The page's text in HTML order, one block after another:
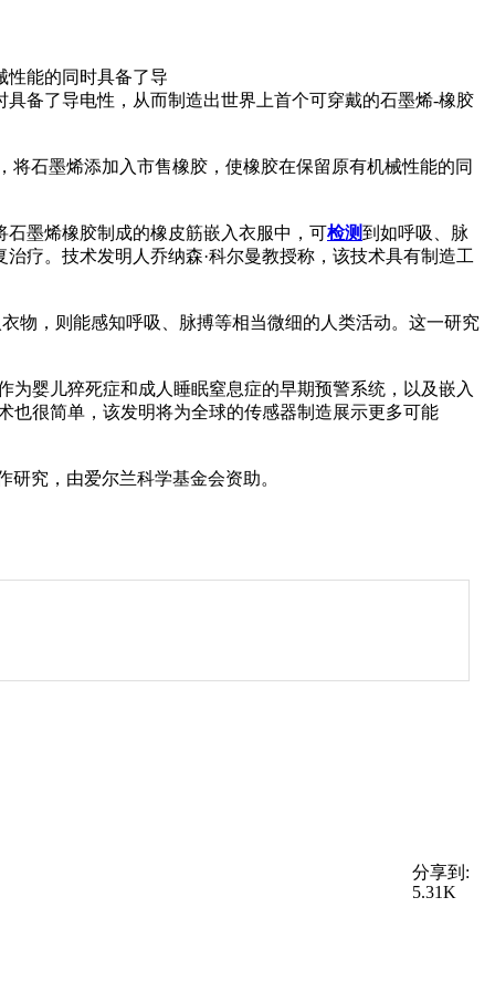
能的同时具备了导
具备了导电性，从而制造出世界上首个可穿戴的石墨烯-橡胶
石墨烯添加入市售橡胶，使橡胶在保留原有机械性能的同
墨烯橡胶制成的橡皮筋嵌入衣服中，可检测到如呼吸、脉
疗。技术发明人乔纳森·科尔曼教授称，该技术具有制造工
物，则能感知呼吸、脉搏等相当微细的人类活动。这一研究
婴儿猝死症和成人睡眠窒息症的早期预警系统，以及嵌入
也很简单，该发明将为全球的传感器制造展示更多可能
研究，由爱尔兰科学基金会资助。
分享到:
5.31K